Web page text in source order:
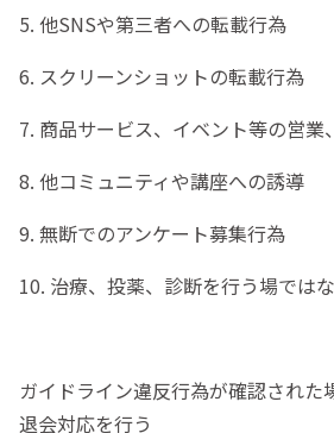
5. 他SNSや第三者への転載行為
6. スクリーンショットの転載行為
7. 商品サービス、イベント等の営業
8. 他コミュニティや講座への誘導
9. 無断でのアンケート募集行為
10. 治療、投薬、診断を行う場では
ガイドライン違反行為が確認された
退会対応を行う